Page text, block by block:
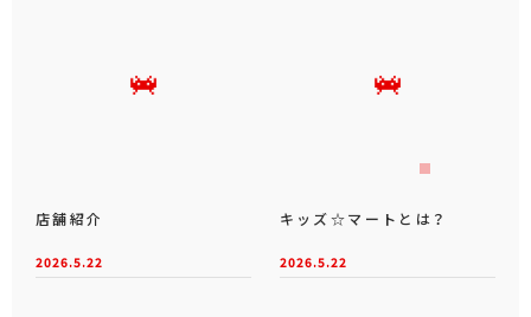
店舗紹介
2026.5.22
キッズ☆マートとは？
2026.5.22